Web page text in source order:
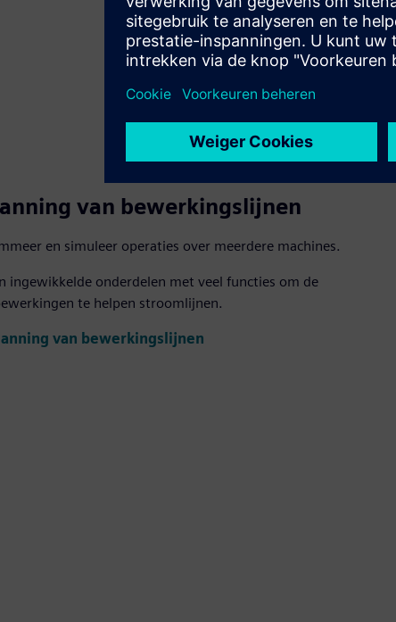
van bewerkingslijnen
en simuleer operaties over meerdere machines.
ingewikkelde onderdelen met veel functies om de
te helpen stroomlijnen.
van bewerkingslijnen